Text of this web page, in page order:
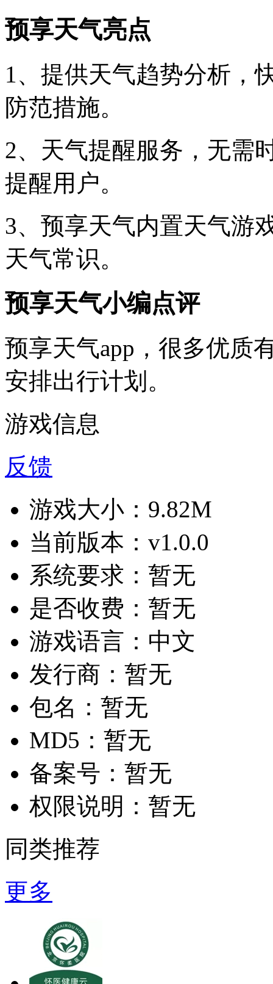
预享天气亮点
1、提供天气趋势分析，
防范措施。
2、天气提醒服务，无需
提醒用户。
3、预享天气内置天气游
天气常识。
预享天气小编点评
预享天气app，很多优质
安排出行计划。
游戏信息
反馈
游戏大小： 9.82M
当前版本： v1.0.0
系统要求： 暂无
是否收费： 暂无
游戏语言： 中文
发行商： 暂无
包名： 暂无
MD5： 暂无
备案号： 暂无
权限说明： 暂无
同类推荐
更多